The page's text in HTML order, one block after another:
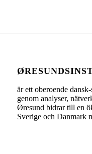
är ett oberoende
genom analyser,
Øresund bidrar till en
Sverige och Danmark